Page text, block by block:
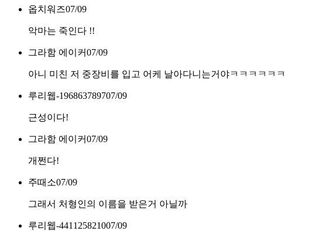
옵치워즈07/09
악마는 죽인다 !!
그라함 에이커07/09
아니 미친 저 중장비를 입고 어케 날아다니는거야ㅋㅋㅋㅋㅋㅋ
루리웹-196863789707/09
근성이다!
그라함 에이커07/09
개쩐다!
주때소07/09
그래서 처형인의 이름을 받은거 아닐까
루리웹-441125821007/09